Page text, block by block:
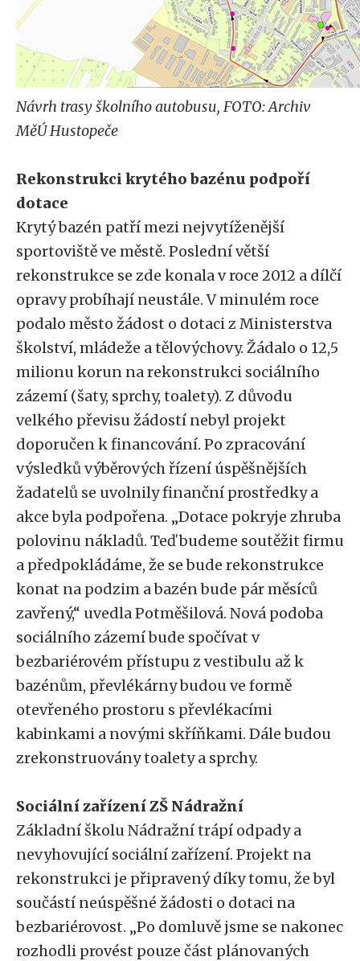
Návrh trasy školního autobusu, FOTO: Archiv
MěÚ Hustopeče
Rekonstrukci krytého bazénu podpoří
dotace
Krytý bazén patří mezi nejvytíženější
sportoviště ve městě. Poslední větší
rekonstrukce se zde konala v roce 2012 a dílčí
opravy probíhají neustále. V minulém roce
podalo město žádost o dotaci z Ministerstva
školství, mládeže a tělovýchovy. Žádalo o 12,5
milionu korun na rekonstrukci sociálního
zázemí (šaty, sprchy, toalety). Z důvodu
velkého převisu žádostí nebyl projekt
doporučen k financování. Po zpracování
výsledků výběrových řízení úspěšnějších
žadatelů se uvolnily finanční prostředky a
akce byla podpořena. „Dotace pokryje zhruba
polovinu nákladů. Teď budeme soutěžit firmu
a předpokládáme, že se bude rekonstrukce
konat na podzim a bazén bude pár měsíců
zavřený,“ uvedla Potměšilová. Nová podoba
sociálního zázemí bude spočívat v
bezbariérovém přístupu z vestibulu až k
bazénům, převlékárny budou ve formě
otevřeného prostoru s převlékacími
kabinkami a novými skříňkami. Dále budou
zrekonstruovány toalety a sprchy.
Sociální zařízení ZŠ Nádražní
Základní školu Nádražní trápí odpady a
nevyhovující sociální zařízení. Projekt na
rekonstrukci je připravený díky tomu, že byl
součástí neúspěšné žádosti o dotaci na
bezbariérovost. „Po domluvě jsme se nakonec
rozhodli provést pouze část plánovaných